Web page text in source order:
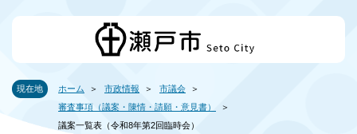
現在地 ホーム 市政情報
市議会
審査事項（議案・陳情・請願・意見書）
議案一覧表（令和8年第2回臨時会）